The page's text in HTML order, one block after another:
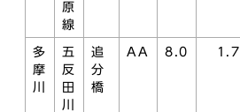
原
線
多
摩
川
五
反
田
川
追
分
橋
AA 8.0 1.7